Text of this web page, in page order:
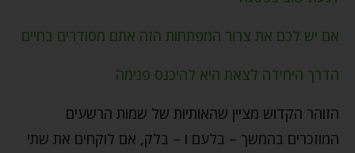
אם יש לכם את צרור המפתחות הזה אתם מסודרים בחיים
הדרך היחידה לצאת היא להיכנס פנימה
הזוהר הקדוש מציין שהאותיות של שמות הרשעים
המוזכרים בהמשך – בלעם ו – בלק, אם לוקחים את שתי